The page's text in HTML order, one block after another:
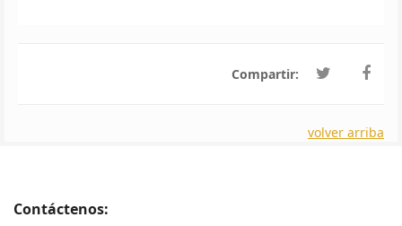
Compartir:
volver arriba
Contáctenos: